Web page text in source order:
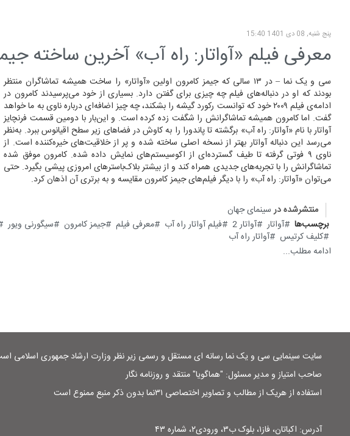
پنج شنبه, 08 دی 1401 15:40
معرفی فیلم «آواتار: راه آب» آخرین ساخته
سی و یک نما – در ۱۳ سالی که جیمز کامرون اولین «آواتار» را ساخت همیشه تماشاگران منتظر
بودند که او در دنباله‌های فیلم چه چیزی برای گفتن دارد. بسیاری از خود می‌پرسیدند کامرون در
ادامه‌ی فیلم ۲۰۰۹ خود که توانست رکورد گیشه را بشکند، چه چیز اضافه‌ای درباره ناوی به ما خواهد
گفت. اما کامرون همیشه تماشاگرانش را شگفت زده کرده است. و این‌بار با دومین قسمت فرنچایز
آواتار با نام «آواتار: راه آب» برگشته تا پاندورا را به کاوش در فضاهای زیر سطح اقیانوس ببرد. به‌نظر
می‌رسد این دنباله آواتار بهتر از نسخه اصلی ساخته شده و پر از خلاقیت‌های خیره‌کننده است. از
ناوی ۹ فوتی گرفته تا طیف گسترده‌ای از اکوسیستم‌های نمایش داده شده. کامرون موفق شده
تماشاگرانش را با تجربه‌های جدیدی همراه کند و از بیشتر بلاک‌باسترهای امروزی پیشی بگیرد. حتی
می‌توان «آواتار: راه آب» را با دیگر فیلم‌های جیمز کامرون مقایسه و به برتری آن اذهان کرد.
منتشرشده در سینمای جهان
برچسب‌ها
آواتار آواتار 2 فیلم آواتار راه آب معرفی فیلم جیمز کامرون سیگورنی ویور
کلیف کرتیس
آواتار راه آب
ادامه مطلب...
سایت سینمایی سی و یک نما رسانه ای مستقل و رسمی زیر نظر وزارت ارشاد جمهوری اسلامی
صاحب امتیاز و مدیر مسئول: "هماگویا" منتقد و روزنامه نگار
استفاده از هریک از مطالب و تصاویر اختصاصی ۳۱نما بدون ذکر منبع ممنوع است
آدرس: اکباتان، فاز۱، بلوک ب۳، ورودی۲، شماره ۴۳